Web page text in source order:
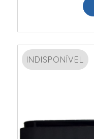
INDISPONÍVEL